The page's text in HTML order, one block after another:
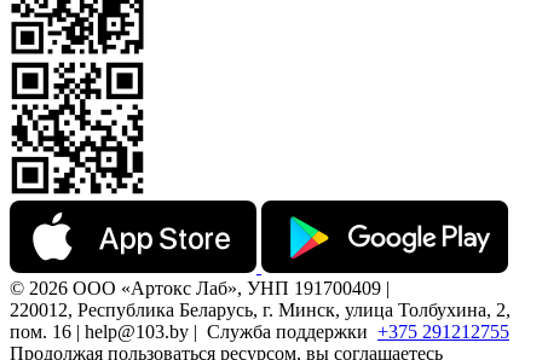
© 2026 ООО «Артокс Лаб», УНП 191700409 |
220012, Республика Беларусь, г. Минск, улица Толбухина, 2,
пом. 16 | help@103.by | Служба поддержки +375 291212755
Продолжая пользоваться ресурсом, вы соглашаетесь